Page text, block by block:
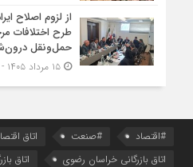
از لزوم اصلاح
طرح اختلافات
حمل‌ونقل
۱۵ مرداد ۱۴۰۵ - ۹:۳۳
#اقتصاد #صنعت اتاق
اتاق بازرگانی خراسان رضوی
اتاق